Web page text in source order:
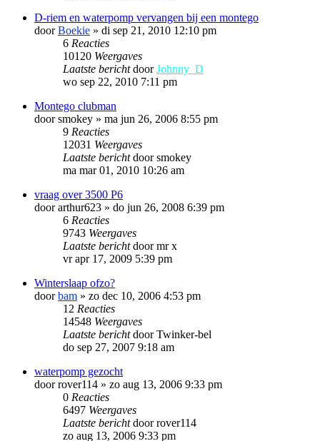
D-riem en waterpomp vervangen bij een montego
doorBoekie » di sep 21, 2010 12:10 pm
6 Reacties
10120 Weergaves
Laatste berichtdoorJohnny_D
wo sep 22, 2010 7:11 pm
Montego clubman
doorsmokey » ma jun 26, 2006 8:55 pm
9 Reacties
12031 Weergaves
Laatste berichtdoorsmokey
ma mar 01, 2010 10:26 am
vraag over 3500 P6
doorarthur623 » do jun 26, 2008 6:39 pm
6 Reacties
9743 Weergaves
Laatste berichtdoormr x
vr apr 17, 2009 5:39 pm
Winterslaap ofzo?
doorbam » zo dec 10, 2006 4:53 pm
12 Reacties
14548 Weergaves
Laatste berichtdoorTwinker-bel
do sep 27, 2007 9:18 am
waterpomp gezocht
doorrover114 » zo aug 13, 2006 9:33 pm
0 Reacties
6497 Weergaves
Laatste berichtdoorrover114
zo aug 13, 2006 9:33 pm